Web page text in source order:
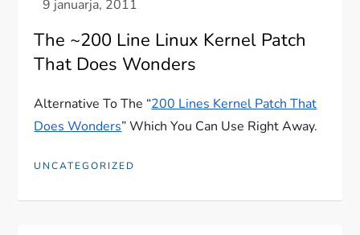
The ~200 Line Linux Kernel Patch
That Does Wonders
Alternative To The “200 Lines Kernel Patch That
Does Wonders” Which You Can Use Right Away.
UNCATEGORIZED